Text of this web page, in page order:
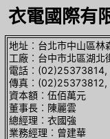
衣電國際有
地址︰台北市中山區
工廠︰台中市北區湖北
電話
傳真
資本額︰伍佰萬元
董事長︰陳麗雲
總經理︰衣國強
業務經理︰曾建華